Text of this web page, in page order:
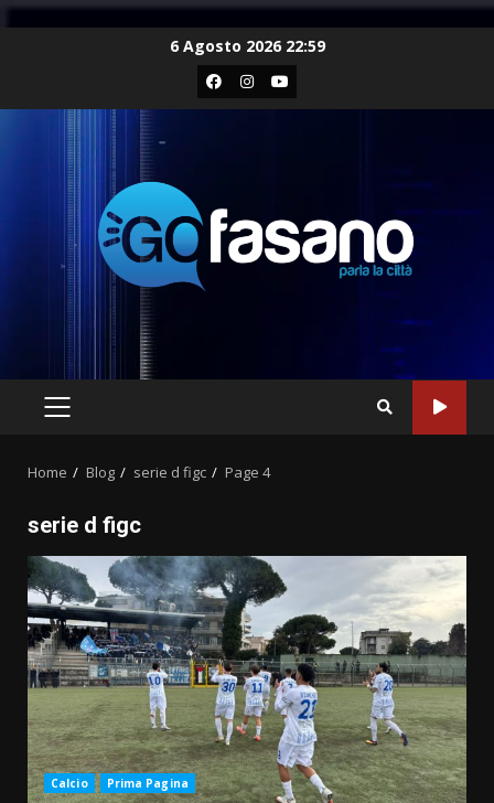
6 Agosto 2026 22:59
Facebook
Instagram
Youtube
PRIMARY
Home Blog serie d figc Page 4
serie d figc
Calcio Prima Pagina